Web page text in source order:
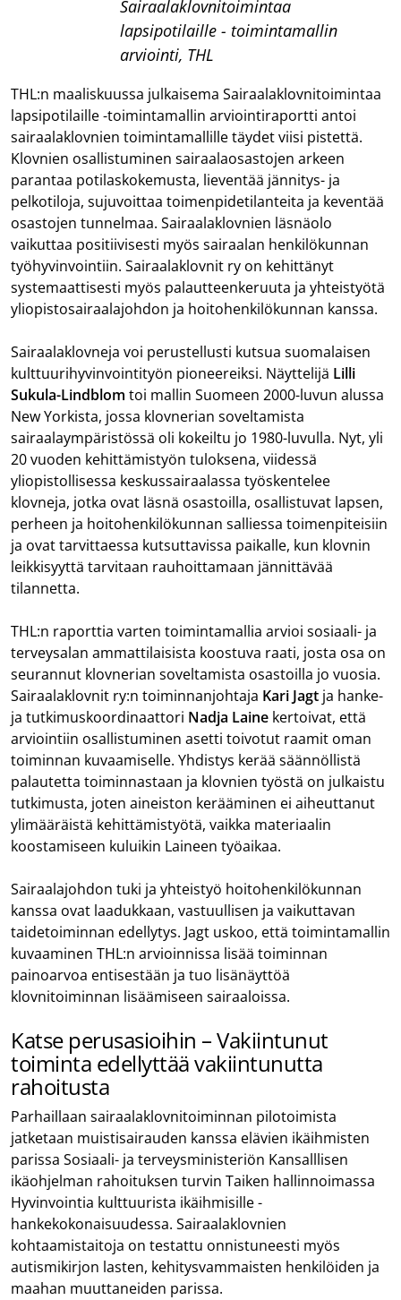
Sairaalaklovnitoimintaa
lapsipotilaille - toimintamallin
arviointi, THL
THL:n maaliskuussa julkaisema Sairaalaklovnitoimintaa
lapsipotilaille -toimintamallin arviointiraportti antoi
sairaalaklovnien toimintamallille täydet viisi pistettä.
Klovnien osallistuminen sairaalaosastojen arkeen
parantaa potilaskokemusta, lieventää jännitys- ja
pelkotiloja, sujuvoittaa toimenpidetilanteita ja keventää
osastojen tunnelmaa. Sairaalaklovnien läsnäolo
vaikuttaa positiivisesti myös sairaalan henkilökunnan
työhyvinvointiin. Sairaalaklovnit ry on kehittänyt
systemaattisesti myös palautteenkeruuta ja yhteistyötä
yliopistosairaalajohdon ja hoitohenkilökunnan kanssa.
Sairaalaklovneja voi perustellusti kutsua suomalaisen
kulttuurihyvinvointityön pioneereiksi. Näyttelijä Lilli
Sukula-Lindblom toi mallin Suomeen 2000-luvun alussa
New Yorkista, jossa klovnerian soveltamista
sairaalaympäristössä oli kokeiltu jo 1980-luvulla. Nyt, yli
20 vuoden kehittämistyön tuloksena, viidessä
yliopistollisessa keskussairaalassa työskentelee
klovneja, jotka ovat läsnä osastoilla, osallistuvat lapsen,
perheen ja hoitohenkilökunnan salliessa toimenpiteisiin
ja ovat tarvittaessa kutsuttavissa paikalle, kun klovnin
leikkisyyttä tarvitaan rauhoittamaan jännittävää
tilannetta.
THL:n raporttia varten toimintamallia arvioi sosiaali- ja
terveysalan ammattilaisista koostuva raati, josta osa on
seurannut klovnerian soveltamista osastoilla jo vuosia.
Sairaalaklovnit ry:n toiminnanjohtaja Kari Jagt ja hanke-
ja tutkimuskoordinaattori Nadja Laine kertoivat, että
arviointiin osallistuminen asetti toivotut raamit oman
toiminnan kuvaamiselle. Yhdistys kerää säännöllistä
palautetta toiminnastaan ja klovnien työstä on julkaistu
tutkimusta, joten aineiston kerääminen ei aiheuttanut
ylimääräistä kehittämistyötä, vaikka materiaalin
koostamiseen kuluikin Laineen työaikaa.
Sairaalajohdon tuki ja yhteistyö hoitohenkilökunnan
kanssa ovat laadukkaan, vastuullisen ja vaikuttavan
taidetoiminnan edellytys. Jagt uskoo, että toimintamallin
kuvaaminen THL:n arvioinnissa lisää toiminnan
painoarvoa entisestään ja tuo lisänäyttöä
klovnitoiminnan lisäämiseen sairaaloissa.
Katse perusasioihin – Vakiintunut
toiminta edellyttää vakiintunutta
rahoitusta
Parhaillaan sairaalaklovnitoiminnan pilotoimista
jatketaan muistisairauden kanssa elävien ikäihmisten
parissa Sosiaali- ja terveysministeriön Kansalllisen
ikäohjelman rahoituksen turvin Taiken hallinnoimassa
Hyvinvointia kulttuurista ikäihmisille -
hankekokonaisuudessa. Sairaalaklovnien
kohtaamistaitoja on testattu onnistuneesti myös
autismikirjon lasten, kehitysvammaisten henkilöiden ja
maahan muuttaneiden parissa.